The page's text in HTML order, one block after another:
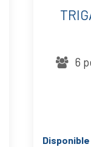
TRIGANO - EMOTION PANO - 2
6